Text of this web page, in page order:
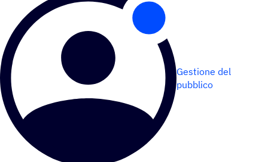
Gestione del
pubblico